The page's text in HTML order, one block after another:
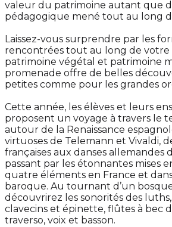
valeur du patrimoine autant que
pédagogique mené tout au long
Laissez-vous surprendre par les
rencontrées tout au long de votre
patrimoine végétal et patrimoine
promenade offre de belles
petites comme pour les grandes
Cette année, les élèves et leurs
proposent un voyage à travers le
autour de la Renaissance
virtuoses de Telemann et Vivaldi,
françaises aux danses allemandes
passant par les étonnantes mises
quatre éléments en France et
baroque. Au tournant d’un
découvrirez les sonorités des
clavecins et épinette, flûtes à bec
traverso, voix et basson.